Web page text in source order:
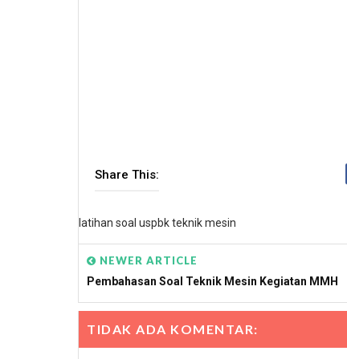
Share This:
latihan soal uspbk teknik mesin
NEWER ARTICLE
Pembahasan Soal Teknik Mesin Kegiatan MMH
TIDAK ADA KOMENTAR: